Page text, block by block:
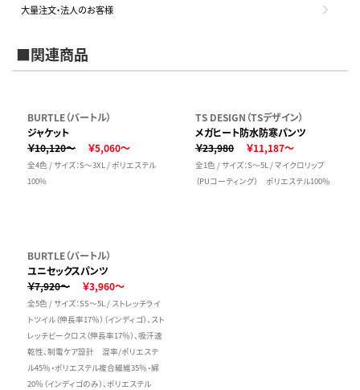
大量注文・法人のお客様
■関連商品
BURTLE（バートル）
ジャケット
￥10,120～
￥5,060～
全4色 / サイズ：S～3XL / ポリエステル
100%
TS DESIGN（TSデザイン）
メガヒート防水防寒パンツ
￥23,980
￥11,187～
全1色 / サイズ：S～5L / マイクロリップ
（PUコーティング） ポリエステル100％
BURTLE（バートル）
ユニセックスパンツ
￥7,920～
￥3,960～
全5色 / サイズ：SS～5L / ストレッチライ
トツイル（伸長率17％）（インディゴ）、スト
レッチビークロス（伸長率17％）、吸汗速
乾性、制電ケア設計 混率/ポリエステ
ル45％・ポリエステル複合繊維35％・綿
20％（インディゴのみ）、ポリエステル